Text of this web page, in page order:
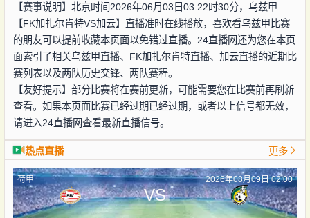
【赛事说明】北京时间2026年06月03日03 22时30分，乌兹甲
【FK加扎尔肯特VS加云】直播准时在线播放，喜欢看乌兹甲比赛
的朋友可以提前收藏本页面以免错过直播。24直播网还为您在本页
面索引了相关乌兹甲直播、FK加扎尔肯特直播、加云直播的近期比
赛列表以及两队历史交锋、两队赛程。
【友好提示】部分比赛将在赛前更新，可能需要您在比赛前再刷新
查看。如果本页面比赛已经过期已经过期，或者以上信号都无效，
请进入24直播网查看最新直播信号。
热点直播 更多
荷甲 2026年08月09日 02:00
VS